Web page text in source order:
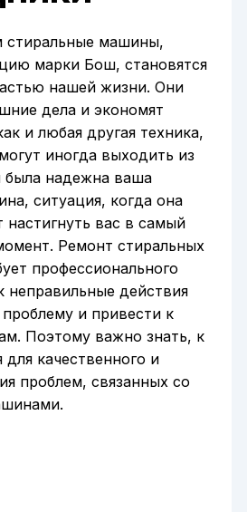
машины,
марки Бош, становятся
нашей жизни. Они
дела и экономят
и любая другая техника,
иногда выходить из
была надежна ваша
ситуация, когда она
вас в самый
Ремонт стиральных
профессионального
неправильные действия
проблему и привести к
Поэтому важно знать, к
для качественного и
проблем, связанных со